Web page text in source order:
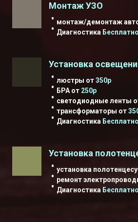
Монтаж УЗО
монтаж/демонтаж
Диагностика Бесплатно
Установка
люстры от350р
БРА от 250р
светодиодные ленты
трансформаторы от
Диагностика Бесплатно
Установка
установка
ремонт
Диагностика Бесплатно